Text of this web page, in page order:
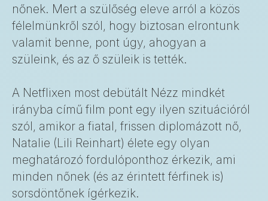
nőnek. Mert a szülőség eleve arról a közös
félelmünkről szól, hogy biztosan elrontunk
valamit benne, pont úgy, ahogyan a
szüleink, és az ő szüleik is tették.
A Netflixen most debütált Nézz mindkét
irányba című film pont egy ilyen szituációról
szól, amikor a fiatal, frissen diplomázott nő,
Natalie (Lili Reinhart) élete egy olyan
meghatározó fordulóponthoz érkezik, ami
minden nőnek (és az érintett férfinek is)
sorsdöntőnek ígérkezik.